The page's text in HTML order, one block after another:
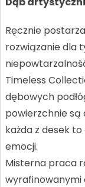
Ręcznie
rozwiązanie dla
Timeless
dębowych
powierzchnie są
każda z desek
emocji.
Misterna praca
wyrafinowanymi